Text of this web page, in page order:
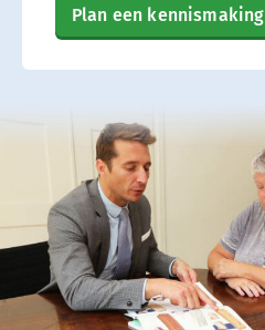
Plan een kennismaking